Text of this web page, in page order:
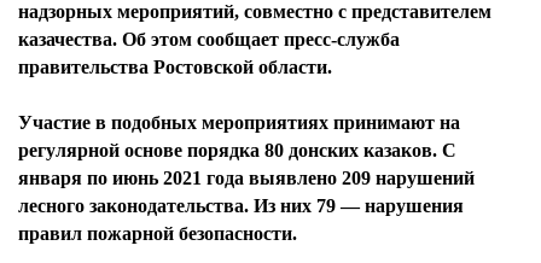
надзорных мероприятий, совместно с представителем
казачества. Об этом сообщает пресс-служба
правительства Ростовской области.
Участие в подобных мероприятиях принимают на
регулярной основе порядка 80 донских казаков. С
января по июнь 2021 года выявлено 209 нарушений
лесного законодательства. Из них 79 — нарушения
правил пожарной безопасности.